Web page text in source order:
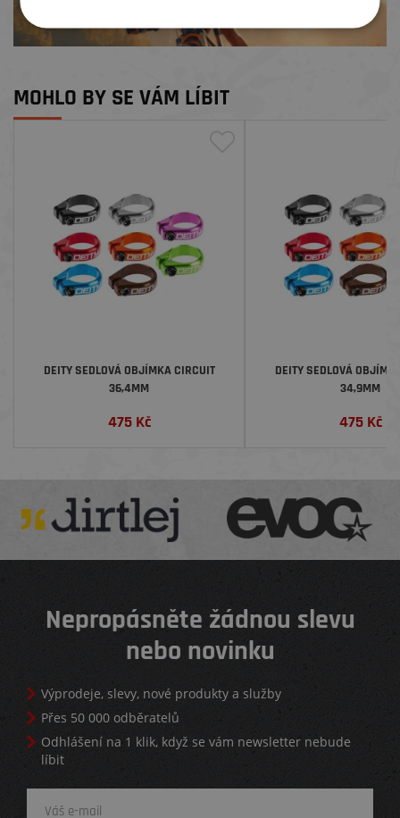
MOHLO BY SE VÁM LÍBIT
DEITY SEDLOVÁ OBJÍMKA CIRCUIT
36,4MM
475Kč
DEITY SEDLOVÁ
34,9MM
475Kč
Nepropásněte žádnou slevu
nebo novinku
Výprodeje, slevy, nové produkty a služby
Přes 50 000 odběratelů
Odhlášení na 1 klik, když se vám newsletter nebude
líbit